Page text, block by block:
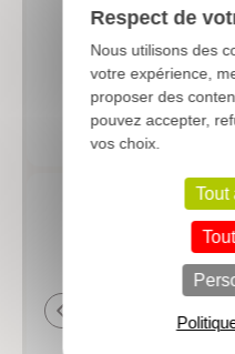
based
Respect de
Nous utilisons des
votre expérience,
proposer des
pouvez accepter,
vos choix.
Tout